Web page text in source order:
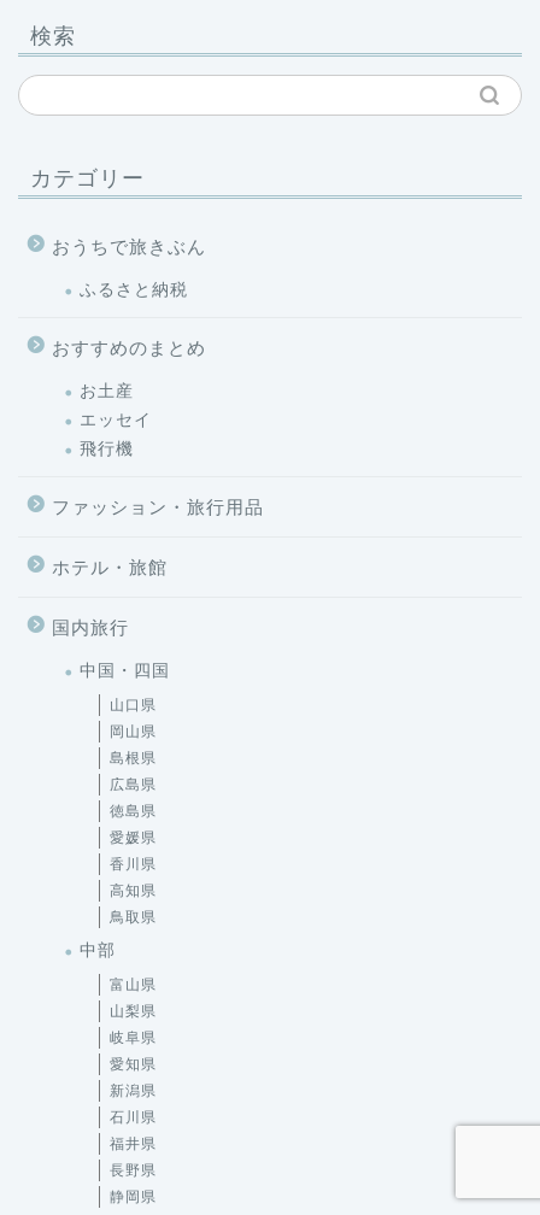
検索
カテゴリー
おうちで旅きぶん
ふるさと納税
おすすめのまとめ
お土産
エッセイ
飛行機
ファッション・旅行用品
ホテル・旅館
国内旅行
中国・四国
山口県
岡山県
島根県
広島県
徳島県
愛媛県
香川県
高知県
鳥取県
中部
富山県
山梨県
岐阜県
愛知県
新潟県
石川県
福井県
長野県
静岡県